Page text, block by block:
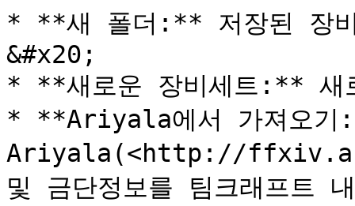
* **새 폴더:** 저장된 장비
&#x20;
* **새로운 장비세트:** 새
* **Ariyala에서 가져오
Ariyala(<http://
및 금단정보를 팀크래프트